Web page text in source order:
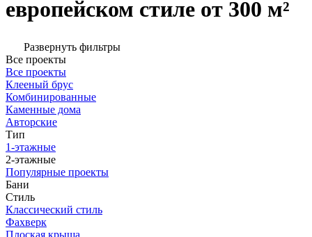
европейском стиле от 300 м²
Развернуть фильтры
Все проекты
Все проекты
Клееный брус
Комбинированные
Каменные дома
Авторские
Тип
1-этажные
2-этажные
Популярные проекты
Бани
Стиль
Классический стиль
Фахверк